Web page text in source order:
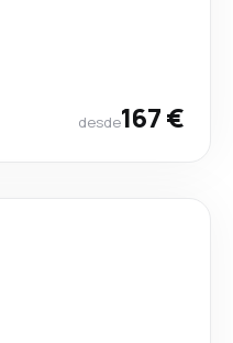
desde167 €